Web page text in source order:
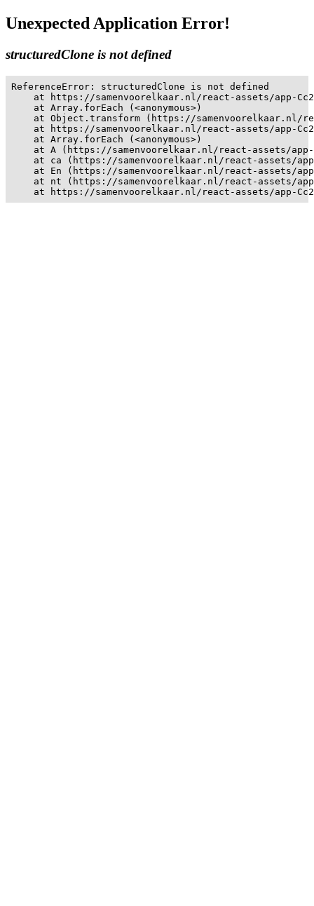
Unexpected Application Error!
structuredClone is not defined
ReferenceError: structuredClone is not defined
at https://samenvoorelkaar.nl/react-assets/app-
    at Array.forEach (<anonymous>)
at Object.transform (https://samenvoorelkaar.nl/
at https://samenvoorelkaar.nl/react-assets/app-
    at Array.forEach (<anonymous>)
at A (https://samenvoorelkaar.nl/react-assets/
at ca (https://samenvoorelkaar.nl/react-assets/
at En (https://samenvoorelkaar.nl/react-assets/
at nt (https://samenvoorelkaar.nl/react-assets/
at https://samenvoorelkaar.nl/react-assets/app-